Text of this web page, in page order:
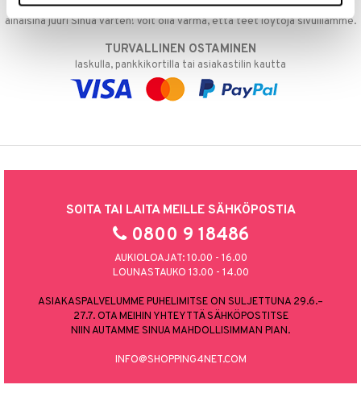
Ostamalla suuria eriä tuotteita varastoomme voimme pitää hinnat
alhaisina juuri Sinua varten! Voit olla varma, että teet löytöjä sivuillamme.
TURVALLINEN OSTAMINEN
laskulla, pankkikortilla tai asiakastilin kautta
SOITA TAI LAITA MEILLE SÄHKÖPOSTIA
0800 9 18486
AUKIOLOAJAT: 10.00 - 16.00
LOUNASTAUKO 13.00 - 14.00
ASIAKASPALVELUMME PUHELIMITSE ON SULJETTUNA 29.6.–
27.7. OTA MEIHIN YHTEYTTÄ SÄHKÖPOSTITSE
NIIN AUTAMME SINUA MAHDOLLISIMMAN PIAN.
INFO@SHOPPING4NET.COM